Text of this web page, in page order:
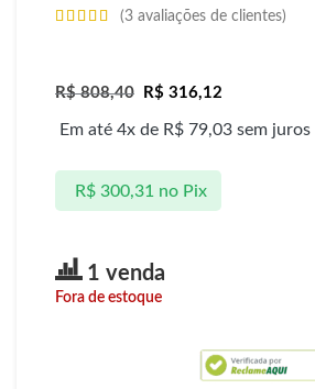
(3 avaliações de clientes)
R$808,40 R$ 316,12
Em até 4x de R$ 79,03 sem juros
R$300,31 no Pix
1 venda
Fora de estoque